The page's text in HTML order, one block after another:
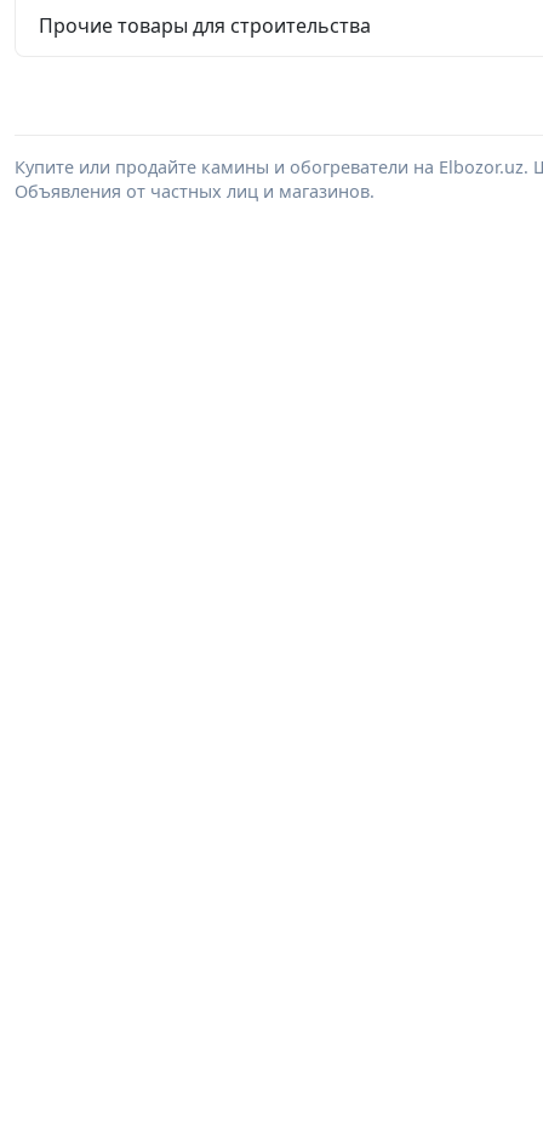
Прочие товары для строительства
Купите или продайте камины и обогреватели на
Объявления от частных лиц и магазинов.